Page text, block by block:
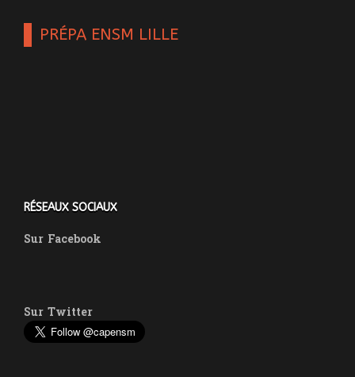
PRÉPA ENSM LILLE
RÉSEAUX SOCIAUX
Sur Facebook
Sur Twitter